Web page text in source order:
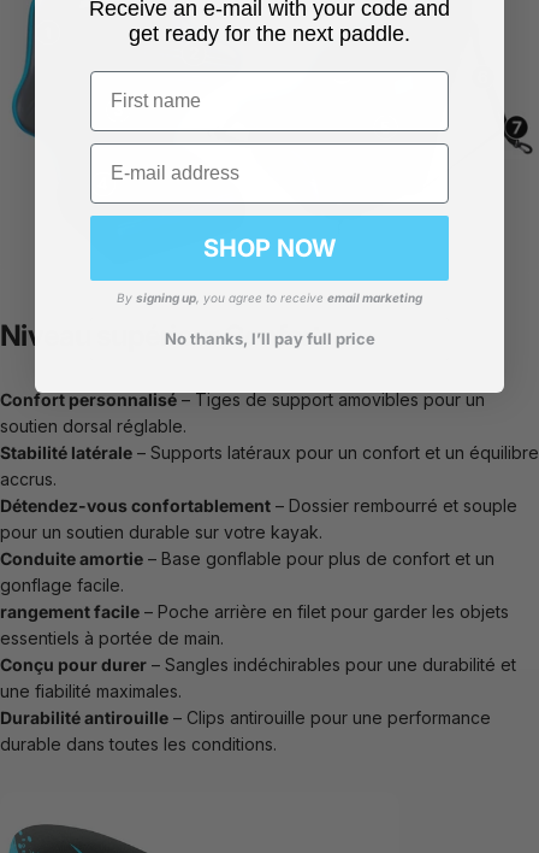
Niveau supérieurConfort
Confort personnalisé– Tiges de support amovibles pour un
soutien dorsal réglable.
Stabilité latérale – Supports latéraux pour un confort et un équilibre
accrus.
Détendez-vous confortablement – Dossier rembourré et souple
pour un soutien durable sur votre kayak.
Conduite amortie – Base gonflable pour plus de confort et un
gonflage facile.
rangement facile – Poche arrière en filet pour garder les objets
essentiels à portée de main.
Conçu pour durer – Sangles indéchirables pour une durabilité et
une fiabilité maximales.
Durabilité antirouille – Clips antirouille pour une performance
durable dans toutes les conditions.
Receive an e-mail with your code and
get ready for the next paddle.
First name
Email
SHOP NOW
By signing up , you agree to receive email marketing
No thanks, I’ll pay full price